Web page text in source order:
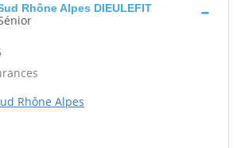
Rhône Alpes DIEULEFIT
Rhône Alpes